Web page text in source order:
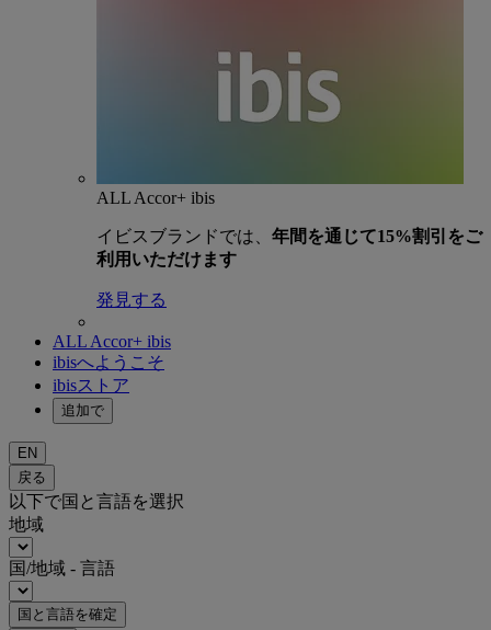
ALL Accor+ ibis
イビスブランドでは、 年間を通じて15%割引をご
利用いただけます
発見する
ALL Accor+ ibis
ibisへようこそ
ibisストア
追加で
EN
戻る
以下で国と言語を選択
地域
国/地域 - 言語
国と言語を確定